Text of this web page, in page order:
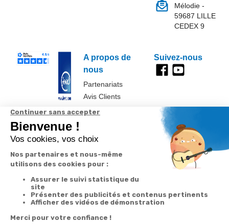
A propos de
nous
Partenariats
Avis Clients
Mélodie -
59687 LILLE
CEDEX 9
Suivez-nous
Données
personnelles et
Paramétrer
les cookies
Conditions
générales de